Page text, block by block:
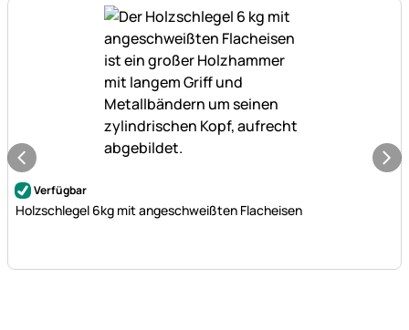
Noch keine Bewertungen abgegeben
Verfügbar
Holzschlegel 6kg mit angeschweißten Flacheisen